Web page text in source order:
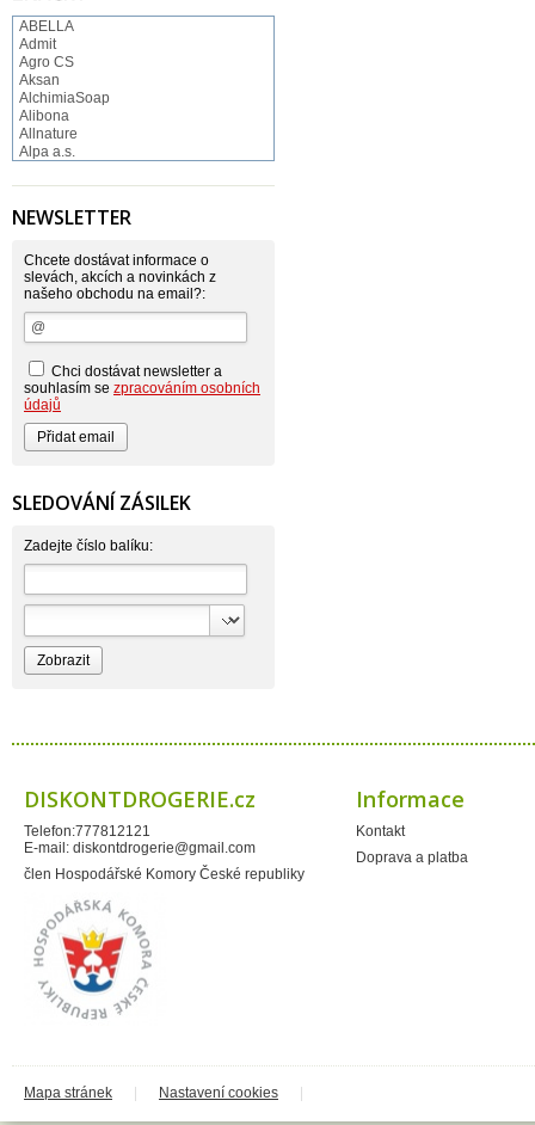
ABELLA
Admit
Agro CS
Aksan
AlchimiaSoap
Alibona
Allnature
Alpa a.s.
Alufix
Astonish
Atlantic
AutoMax Group
Axcentive
BaL
Bateria
Beauty Lille
Beiersdorf - Nivea
Bella
Benkor
BERGEN S. R. L.
Bettina Barty
Bio-repel
Bioclean
Biolit
BIOM s.r.o.
Bioprospect
Bispol
Blue Stratos
BlueSun
Bolton
BumusCare GmBh
Certex
Chante Clair
Chopa
ChupaChups
Claro
Cleanzy s.r.o.
Cleary Group Italy
Clovin Germany
Codaa
Colgate - Palmolive
Coty
Coyote
Dalli
Dalli - Werkge Germany
NEWSLETTER
Chcete dostávat informace o
slevách, akcích a novinkách z
našeho obchodu na email?:
Chci dostávat newsletter a
souhlasím se zpracováním osobních
údajů
SLEDOVÁNÍ ZÁSILEK
Zadejte číslo balíku:
DISKONTDROGERIE.cz
Telefon:777812121
E-mail: diskontdrogerie@gmail.com
člen Hospodářské Komory České republiky
Informace
Kontakt
Doprava a platba
Mapa stránek Nastavení cookies